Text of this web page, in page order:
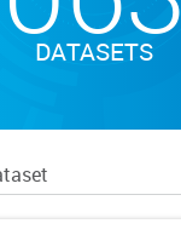
DATASETS